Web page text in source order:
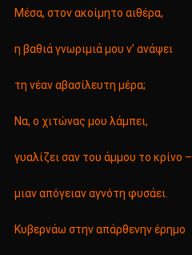
Μέσα, στον ακοίμητο αιθέρα,
η βαθιά γνωριμιά μου ν’ ανάψει
τη νέαν αβασίλευτη μέρα;
Να, ο χιτώνας μου λάμπει,
γυαλίζει σαν του άμμου το κρίνο –
μιαν απόγειαν αγνότη φυσάει.
Κυβερνάω στην απάρθενην έρημο